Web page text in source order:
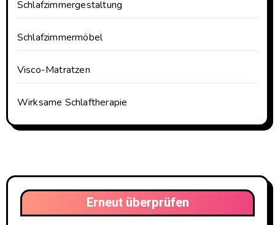
Schlafzimmergestaltung
Schlafzimmermöbel
Visco-Matratzen
Wirksame Schlaftherapie
Erneut überprüfen